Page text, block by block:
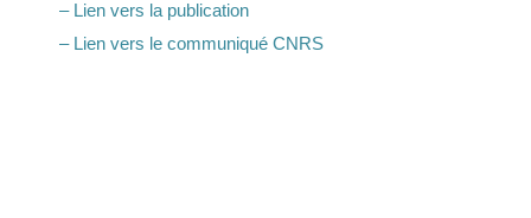
– Lien vers la publication
– Lien vers le communiqué CNRS